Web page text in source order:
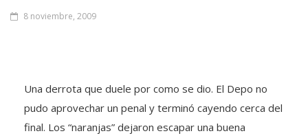
8 noviembre, 2009
Una derrota que duele por como se dio. El Depo no
pudo aprovechar un penal y terminó cayendo cerca del
final. Los “naranjas” dejaron escapar una buena